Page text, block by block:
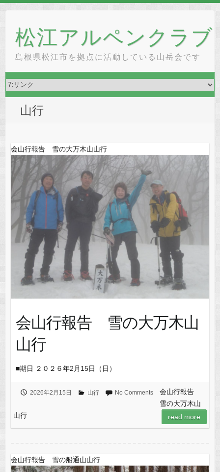
content松江アルペンクラブ
島根県松江市を拠点に活動している山岳会です
山行
会山行報告 雪の大万木山山行
会山行報告 雪の大万木山
山行
■期日 ２０２６年2月15日（日）
2026年2月15日 山行 No Comments
会山行報告
雪の大万木山
山行
read more
会山行報告 雪の船通山山行